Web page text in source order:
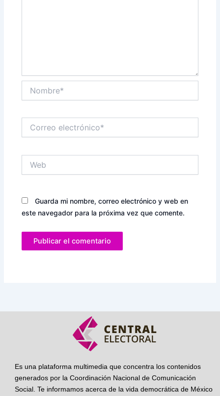
electrónico*
Guarda mi nombre, correo electrónico y web en
este navegador para la próxima vez que comente.
Es una plataforma multimedia que concentra los contenidos
generados por la Coordinación Nacional de Comunicación
Social. Te informamos acerca de la vida democrática de México